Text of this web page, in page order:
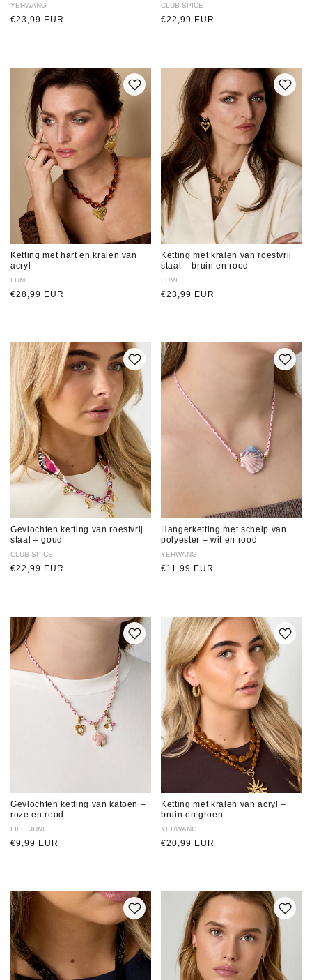
Verkoper:
YEHWANG
Normale
€23,99 EUR
Verkoper:
CLUB SPICE
Normale
€22,99 EUR
Ketting met hart en kralen van
acryl
Verkoper:
LUME
Normale
€28,99 EUR
Ketting met kralen van roestvrij
staal – bruin en rood
Verkoper:
LUME
Normale
€23,99 EUR
Gevlochten ketting van roestvrij
staal – goud
Verkoper:
CLUB SPICE
Normale
€22,99 EUR
Hangerketting met schelp van
polyester – wit en rood
Verkoper:
YEHWANG
Normale
€11,99 EUR
Gevlochten ketting van katoen –
roze en rood
Verkoper:
LILLI JUNE
Normale
€9,99 EUR
Ketting met kralen van acryl –
bruin en groen
Verkoper:
YEHWANG
Normale
€20,99 EUR